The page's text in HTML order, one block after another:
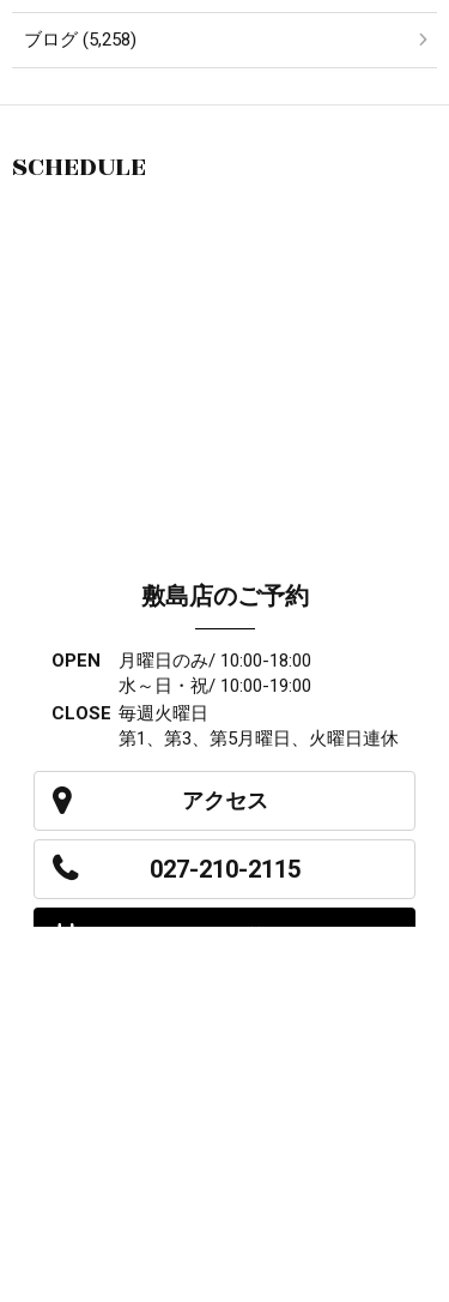
ブログ (5,258)
SCHEDULE
敷島店のご予約
OPEN
月曜日のみ/ 10:00-18:00
水～日・祝/ 10:00-19:00
CLOSE 毎週火曜日
第1、第3、第5月曜日、火曜日連休
アクセス
027-210-2115